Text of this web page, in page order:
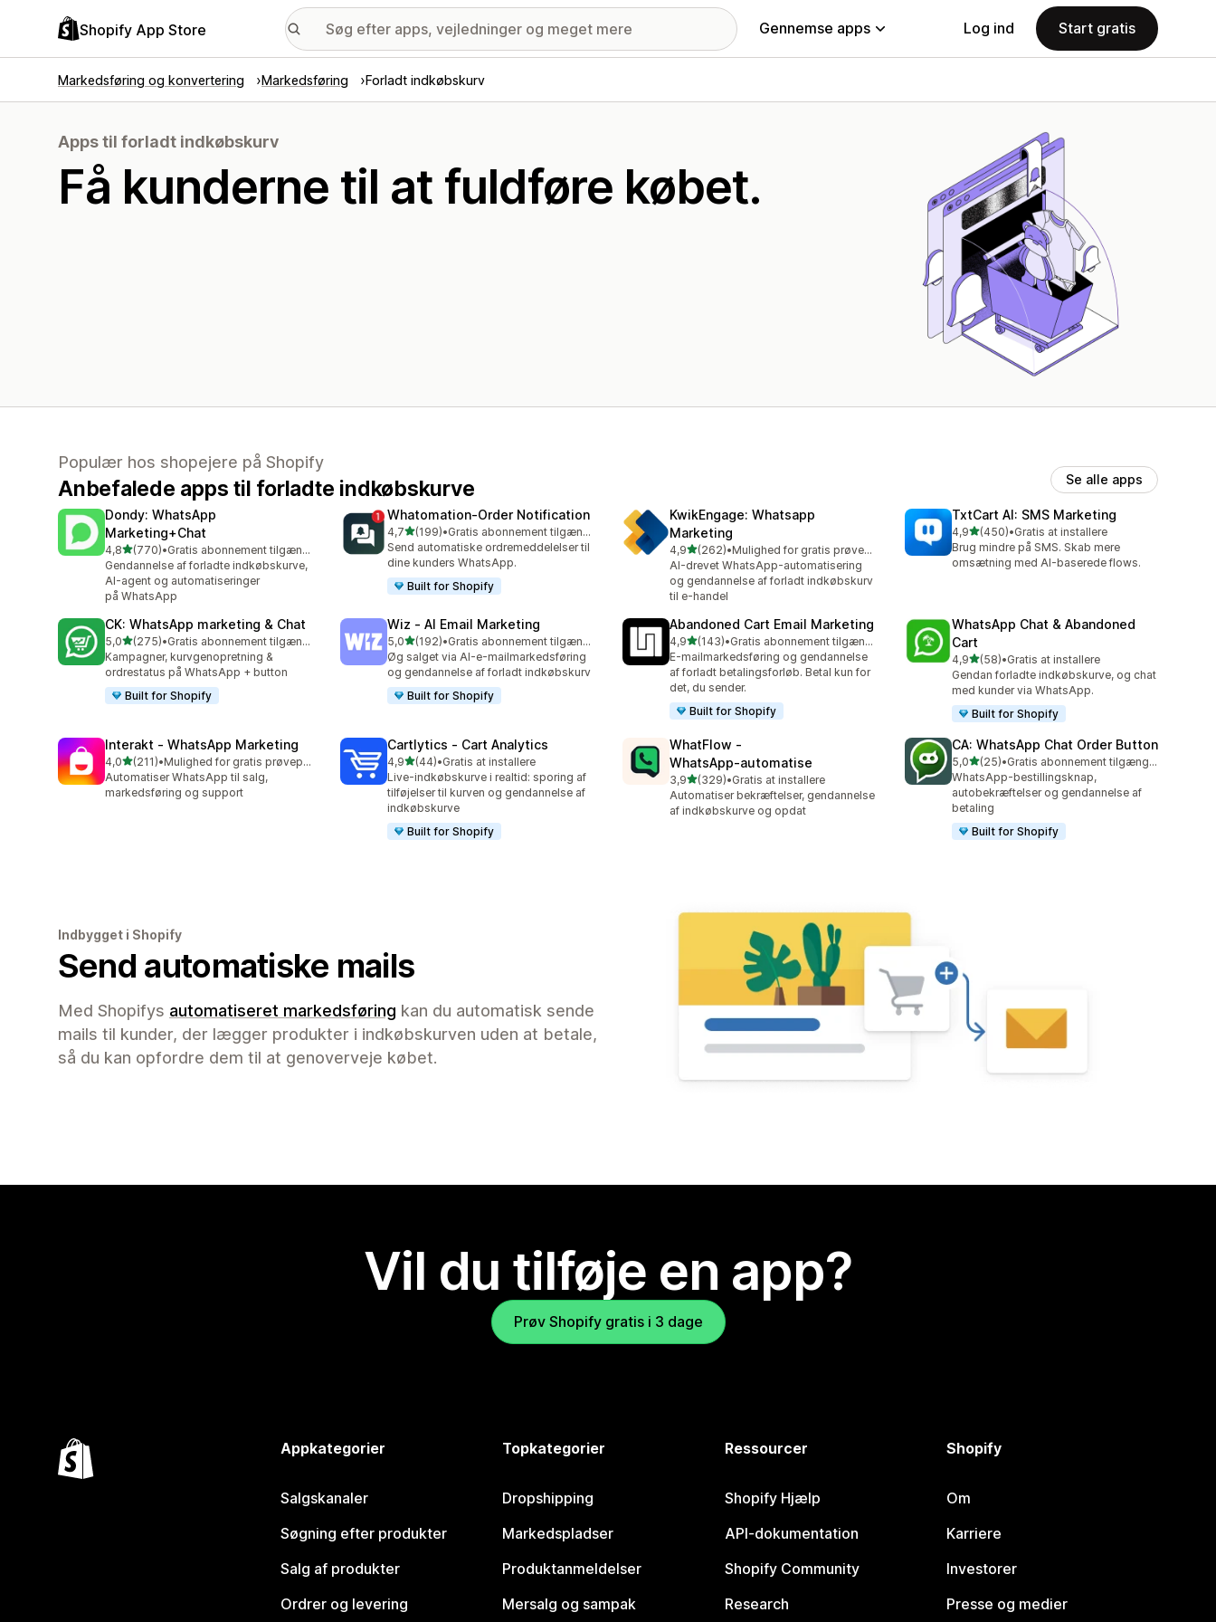
Shopify App Store Gennemse apps Log ind Start gratis
Markedsføring og konvertering Markedsføring Forladt indkøbskurv
Apps til forladt indkøbskurv
Få kunderne til at fuldføre købet.
Populær hos shopejere på Shopify
Anbefalede apps til forladte indkøbskurve Se alle apps
Dondy: WhatsApp
Marketing+Chat
4,8ud af 5 stjerner
(770)
770 anmeldelser i alt
•
Gratis abonnement tilgængeligt
Gendannelse af forladte indkøbskurve,
AI-agent og automatiseringer
på WhatsApp
Whatomation‑Order Notification
4,7ud af 5 stjerner
(199)
199 anmeldelser i alt
•
Gratis abonnement tilgængeligt
Send automatiske ordremeddelelser til
dine kunders WhatsApp.
Built for Shopify
KwikEngage: Whatsapp
Marketing
4,9ud af 5 stjerner
(262)
262 anmeldelser i alt
•
Mulighed for gratis prøveperiode
AI-drevet WhatsApp-automatisering
og gendannelse af forladt indkøbskurv
til e-handel
TxtCart AI: SMS Marketing
4,9ud af 5 stjerner
(450)
450 anmeldelser i alt
•Gratis at installere
Brug mindre på SMS. Skab mere
omsætning med AI-baserede flows.
CK: WhatsApp marketing & Chat
5,0ud af 5 stjerner
(275)
275 anmeldelser i alt
•
Gratis abonnement tilgængeligt
Kampagner, kurvgenopretning &
ordrestatus på WhatsApp + button
Built for Shopify
Wiz ‑ AI Email Marketing
5,0ud af 5 stjerner
(192)
192 anmeldelser i alt
•
Gratis abonnement tilgængeligt
Øg salget via AI-e-mailmarkedsføring
og gendannelse af forladt indkøbskurv
Built for Shopify
Abandoned Cart Email Marketing
4,9ud af 5 stjerner
(143)
143 anmeldelser i alt
•
Gratis abonnement tilgængeligt
E-mailmarkedsføring og gendannelse
af forladt betalingsforløb. Betal kun for
det, du sender.
Built for Shopify
WhatsApp Chat & Abandoned
Cart
4,9ud af 5 stjerner
(58)
58 anmeldelser i alt
•Gratis at installere
Gendan forladte indkøbskurve, og chat
med kunder via WhatsApp.
Built for Shopify
Interakt ‑ WhatsApp Marketing
4,0ud af 5 stjerner
(211)
211 anmeldelser i alt
•
Mulighed for gratis prøveperiode
Automatiser WhatsApp til salg,
markedsføring og support
Cartlytics ‑ Cart Analytics
4,9ud af 5 stjerner
(44)
44 anmeldelser i alt
•Gratis at installere
Live-indkøbskurve i realtid: sporing af
tilføjelser til kurven og gendannelse af
indkøbskurve
Built for Shopify
WhatFlow ‑
WhatsApp‑automatise
3,9ud af 5 stjerner
(329)
329 anmeldelser i alt
•Gratis at installere
Automatiser bekræftelser, gendannelse
af indkøbskurve og opdat
CA: WhatsApp Chat Order Button
5,0ud af 5 stjerner
(25)
25 anmeldelser i alt
•
Gratis abonnement tilgængeligt
WhatsApp-bestillingsknap,
autobekræftelser og gendannelse af
betaling
Built for Shopify
Indbygget i Shopify
Send automatiske mails
Med Shopifys automatiseret markedsføring kan du automatisk sende
mails til kunder, der lægger produkter i indkøbskurven uden at betale,
så du kan opfordre dem til at genoverveje købet.
Vil du tilføje en app?
Prøv Shopify gratis i 3 dage
Appkategorier
Salgskanaler
Søgning efter produkter
Salg af produkter
Ordrer og levering
Topkategorier
Dropshipping
Markedspladser
Produktanmeldelser
Mersalg og sampak
Ressourcer
Shopify Hjælp
API-dokumentation
Shopify Community
Research
Shopify
Om
Karriere
Investorer
Presse og medier